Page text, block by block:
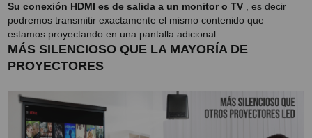
PANTALLAS DE
PROYECCIÓN
PRODUCTOS
RECOMENDADOS
SOPORTE PARA PROYECTOR
CABLES Y ACCESORIOS
Su conexión HDMI es de salida a un monitor o TV , es decir
podremos transmitir exactamente el mismo contenido que
estamos proyectando en una pantalla adicional.
MÁS SILENCIOSO QUE LA MAYORÍA DE
PROYECTORES